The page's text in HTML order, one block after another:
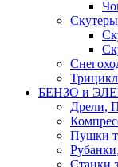
Скутеры
БЕНЗО и
Дрели,
Пушки